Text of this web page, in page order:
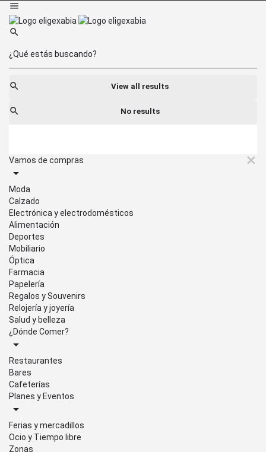
View all results
No results
Vamos de compras
Moda
Calzado
Electrónica y electrodomésticos
Alimentación
Deportes
Mobiliario
Óptica
Farmacia
Papelería
Regalos y Souvenirs
Relojería y joyería
Salud y belleza
¿Dónde Comer?
Restaurantes
Bares
Cafeterías
Planes y Eventos
Ferias y mercadillos
Ocio y Tiempo libre
Zonas